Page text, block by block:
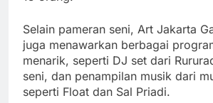
Selain pameran seni, Art Jakarta
juga menawarkan berbagai
menarik, seperti DJ set dari
seni, dan penampilan musik dari
seperti Float dan Sal Priadi.